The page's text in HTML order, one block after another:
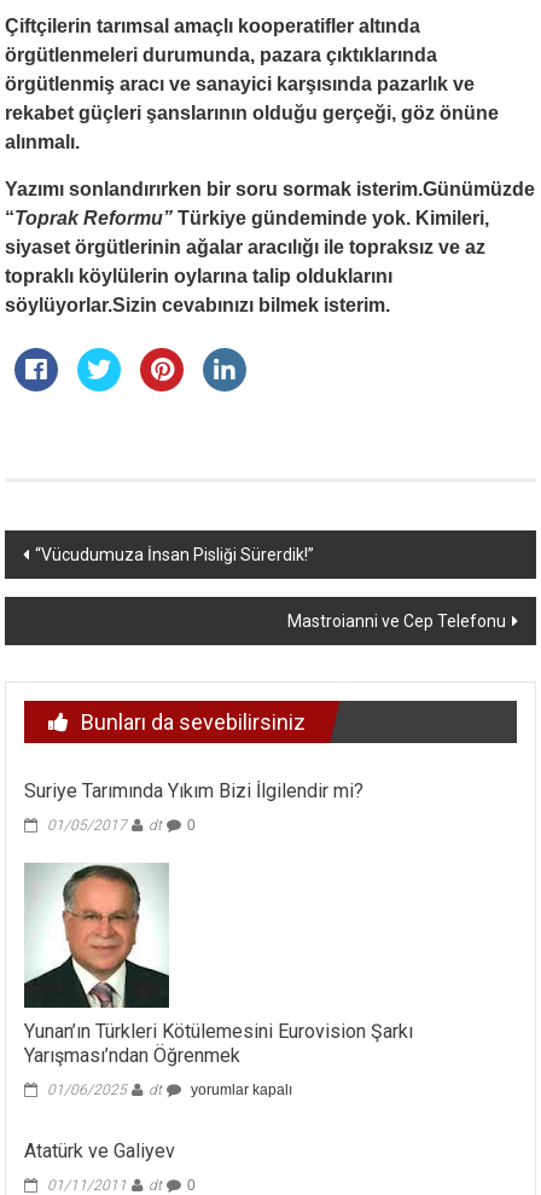
Çiftçilerin tarımsal amaçlı kooperatifler altında
örgütlenmeleri durumunda, pazara çıktıklarında
örgütlenmiş aracı ve sanayici karşısında pazarlık ve
rekabet güçleri şanslarının olduğu gerçeği, göz önüne
alınmalı.
Yazımı sonlandırırken bir soru sormak isterim.Günümüzde
“Toprak Reformu” Türkiye gündeminde yok. Kimileri,
siyaset örgütlerinin ağalar aracılığı ile topraksız ve az
topraklı köylülerin oylarına talip olduklarını
söylüyorlar.Sizin cevabınızı bilmek isterim.
Yazı
dolaşımı
“Vücudumuza İnsan Pisliği Sürerdik!”
Mastroianni ve Cep Telefonu
Bunları da sevebilirsiniz
Suriye Tarımında Yıkım Bizi İlgilendir mi?
01/05/2017 dt 0
Yunan’ın Türkleri Kötülemesini Eurovision Şarkı
Yarışması’ndan Öğrenmek
01/06/2025 dt
Yunan’ın
Şarkı
yorumlar kapalı
Atatürk ve Galiyev
01/11/2011 dt 0